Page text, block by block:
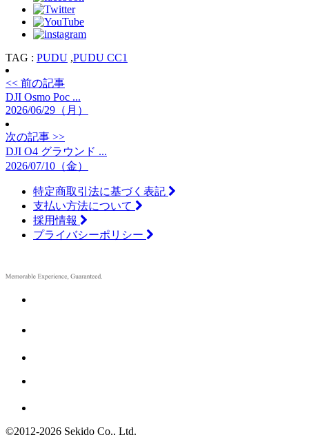
TAG : PUDU ,PUDU CC1
<< 前の記事
DJI Osmo Poc ...
2026/06/29（月）
次の記事 >>
DJI O4 グラウンド ...
2026/07/10（金）
特定商取引法に基づく表記
支払い方法について
採用情報
プライバシーポリシー
©2012-2026 Sekido Co., Ltd.